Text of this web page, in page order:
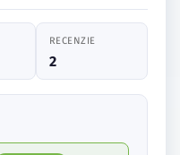
RECENZIE
2